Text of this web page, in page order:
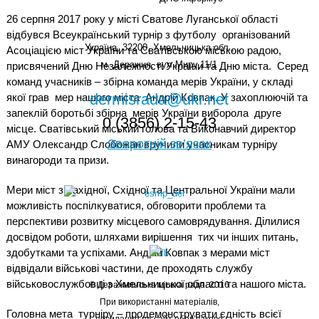
26 серпня 2017 року у місті Сватове Луганської області
відбувся Всеукраїнський турнір з футболу організований
Асоціацією міст України та Сватівською міською радою,
присвячений Дню Незалежності України та Дню міста. Серед
команд учасників – збірна команда мерів України, у складі
якої грав мер нашого міста Андрій Ковпак. У захоплюючій та
запеклій боротьбі збірна мерів України виборола друге
місце. Сватівський міський голова та Виконавчий директор
АМУ Олександр Слобожан вручили учасникам турніру
винагороди та призи.
Мери міст з Західної, Східної та Центральної України мали
можливість поспілкуватися, обговорити проблеми та
перспективи розвитку місцевого самоврядування. Ділилися
досвідом роботи, шляхами вирішення тих чи інших питань,
здобутками та успіхами. Андрій Ковпак з мерами міст
відвідали військові частини, де проходять службу
військовослужбовці з Хмельницької області та нашого міста.
Головна мета турніру – продемонструвати єдність всієї
Україна, 32200, Хмельницька обл.,
м. Деражня, вул.Миру,11/1
dermisrada@ukr.net
0 (3856) 2-15-43
Зворотній зв’язок
© Деражнянська міська рада. 2016
При використанні матеріалів,